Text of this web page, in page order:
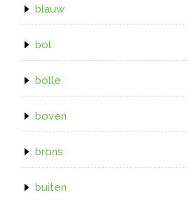
blauw
bol
bolle
boven
brons
buiten